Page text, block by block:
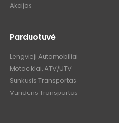
Akcijos
Parduotuvė
Lengvieji Automobiliai
Motociklai, ATV/UTV
Sunkusis Transportas
Vandens Transportas